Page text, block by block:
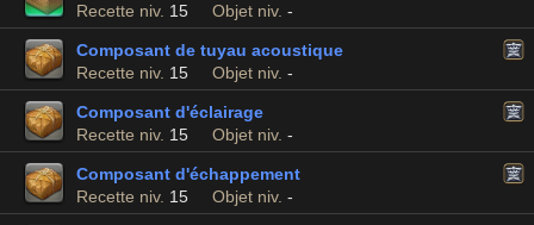
Recette niv. 15 Objet niv. -
Composant de tuyau acoustique
Recette niv. 15 Objet niv. -
Composant d'éclairage
Recette niv. 15 Objet niv. -
Composant d'échappement
Recette niv. 15 Objet niv. -